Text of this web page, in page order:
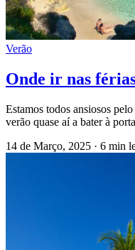
Verão
Onde ir nas
Estamos todos ansiosos
verão quase aí a bater à
14 de Março, 2025 · 6 min